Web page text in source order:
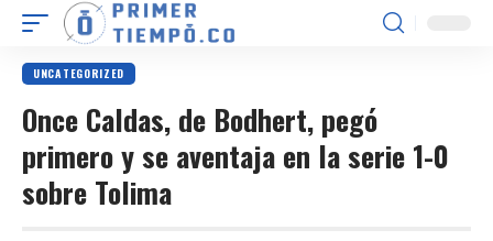
UNCATEGORIZED
Once Caldas, de Bodhert, pegó
primero y se aventaja en la serie 1-0
sobre Tolima